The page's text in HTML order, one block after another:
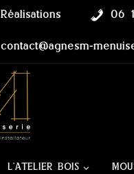
Réalisations 06
contact@agnesm-
L’ATELIER BOIS